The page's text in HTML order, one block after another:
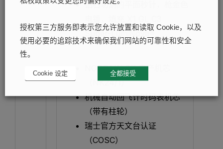
钻石切割的平面秒针，枪金色
Super-LumiNova®
NORQAIN 8K 自产机芯
（NK24/1）
机械自动回飞计时码表机芯
（带有柱轮）
瑞士官方天文台认证
（COSC）
授权第三方服务即表示您允许放置和读取 Cookie，以及
使用必要的追踪技术来确保我们网站的可靠性和安全
性。
Cookie 设定 全都接受